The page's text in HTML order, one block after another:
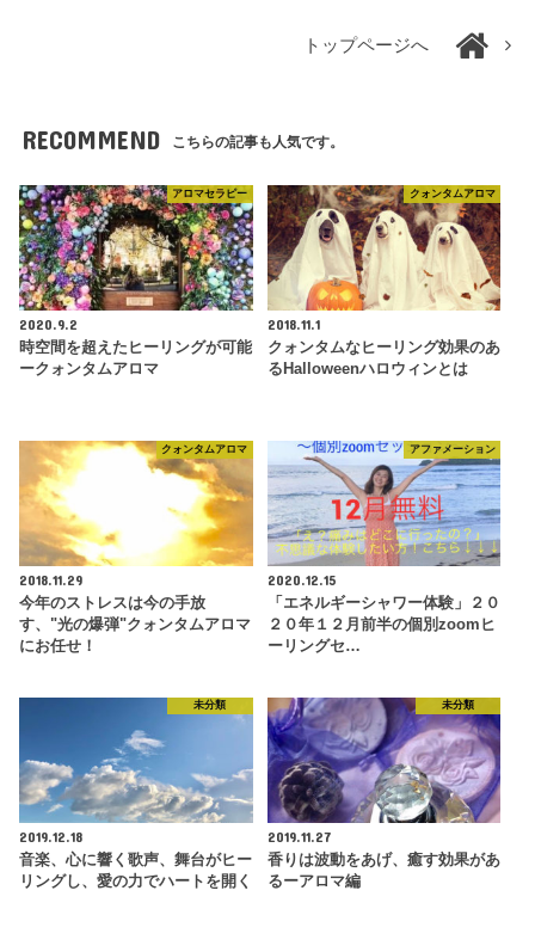
トップページへ
RECOMMEND こちらの記事も人気です。
アロマセラピー
2020.9.2
時空間を超えたヒーリングが可能
ークォンタムアロマ
クォンタムアロマ
2018.11.1
クォンタムなヒーリング効果のあ
るHalloweenハロウィンとは
クォンタムアロマ
2018.11.29
今年のストレスは今の手放
す、"光の爆弾"クォンタムアロマ
にお任せ！
アファメーション
2020.12.15
「エネルギーシャワー体験」２０
２０年１２月前半の個別zoomヒ
ーリングセ…
未分類
2019.12.18
音楽、心に響く歌声、舞台がヒー
リングし、愛の力でハートを開く
未分類
2019.11.27
香りは波動をあげ、癒す効果があ
るーアロマ編